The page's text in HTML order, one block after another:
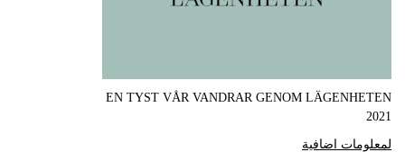
EN TYST VÅR VANDRAR GENOM LÄGENHETEN
2021
لمعلومات اضافية